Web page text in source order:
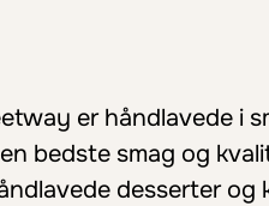
er håndlavede i
bedste smag og
desserter og